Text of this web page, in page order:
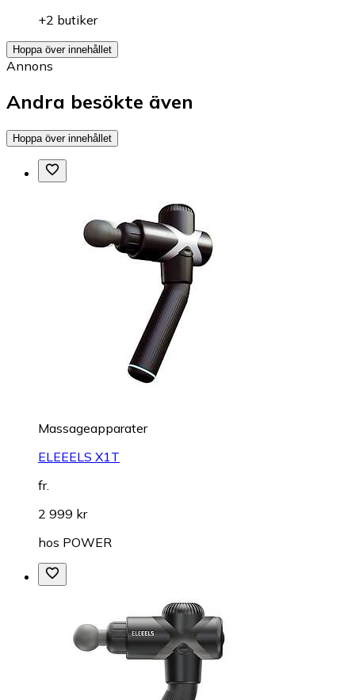
+2 butiker
Hoppa över innehållet
Annons
Andra besökte även
Hoppa över innehållet
Massageapparater
ELEEELS X1T
fr.
2 999 kr
hos POWER